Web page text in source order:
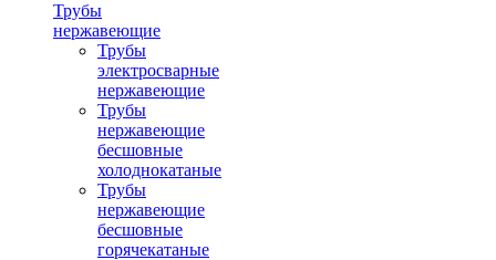
Трубы
нержавеющие
Трубы
электросварные
нержавеющие
Трубы
нержавеющие
бесшовные
холоднокатаные
Трубы
нержавеющие
бесшовные
горячекатаные